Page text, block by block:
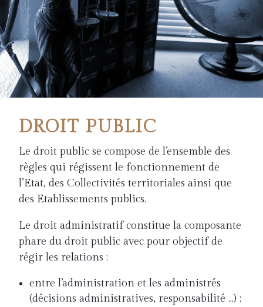
DROIT PUBLIC
Le droit public se compose de l’ensemble des
règles qui régissent le fonctionnement de
l’Etat, des Collectivités territoriales ainsi que
des Etablissements publics.
Le droit administratif constitue la composante
phare du droit public avec pour objectif de
régir les relations :
entre l’administration et les administrés
(décisions administratives, responsabilité …) ;